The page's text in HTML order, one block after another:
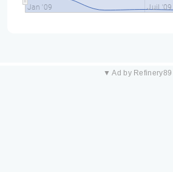
Jan '09 Juil '09
▼ Ad by Refinery89